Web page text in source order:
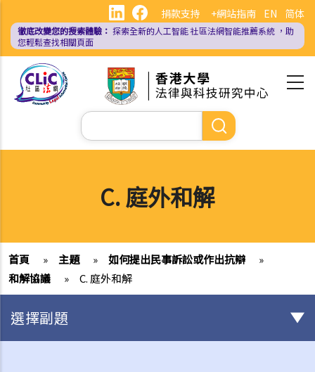
內
EN 简体
捐款支持 +網站指南
徹底改變您的搜索體驗： 探索全新的人工智能社區法網智能推薦系統 ，助
您輕鬆查找相關頁面
Search
C. 庭外和解
首頁 » 主題 » 如何提出民事訴訟或作出抗辯
»
和解協議
» C. 庭外和解
選擇副題